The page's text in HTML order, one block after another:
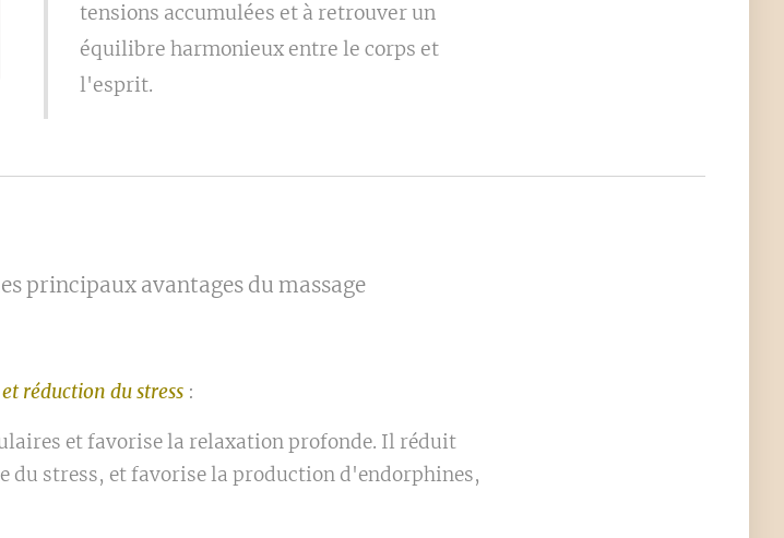
tensions accumulées et à retrouver un
équilibre harmonieux entre le corps et
l'esprit.
principaux avantages du massage
réduction du stress:
et favorise la relaxation profonde. Il réduit
du stress, et favorise la production d'endorphines,